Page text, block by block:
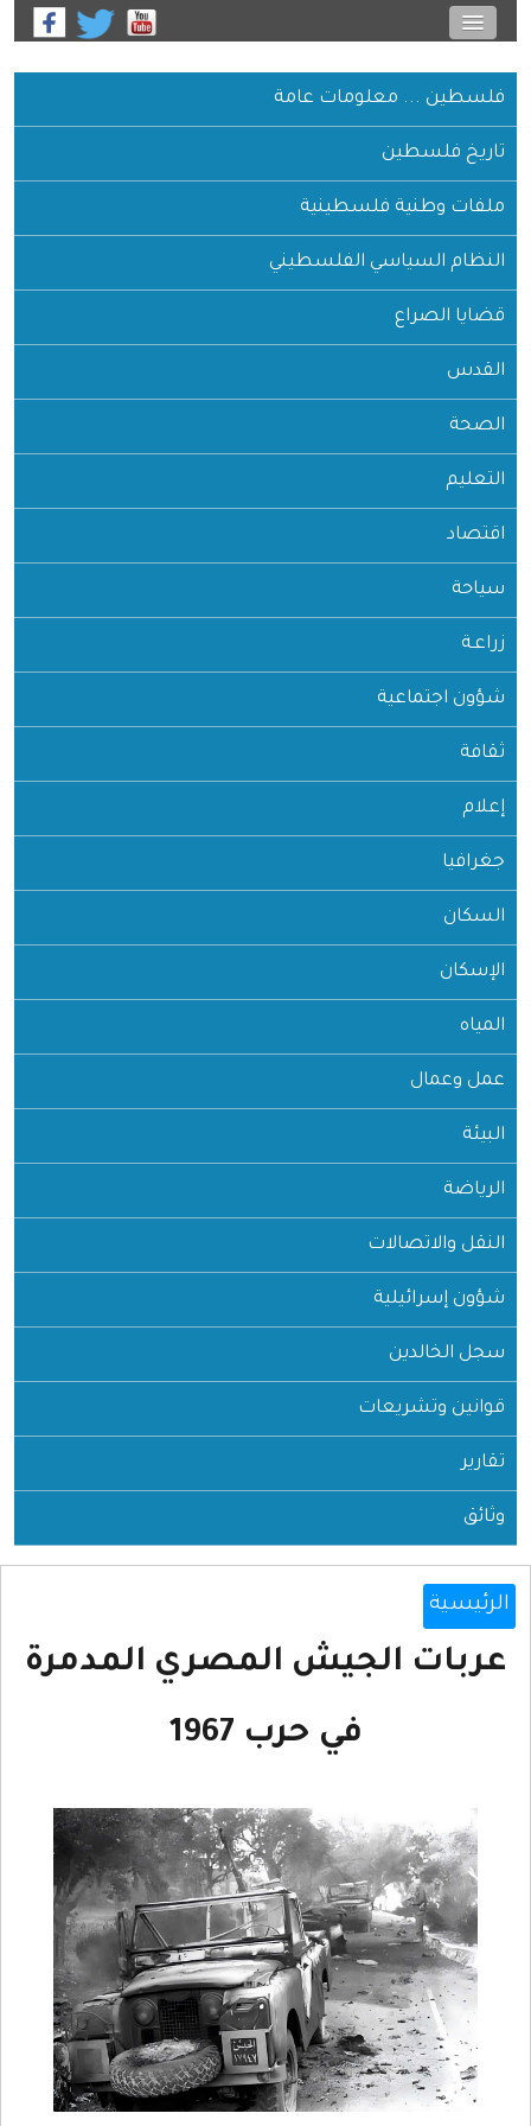
فلسطين ... معلومات عامة
تاريخ فلسطين
ملفات وطنية فلسطينية
النظام السياسي الفلسطيني
قضايا الصراع
القدس
الصحة
التعليم
اقتصاد
سياحة
زراعـة
شؤون اجتماعية
ثقافة
إعلام
جغرافيا
السكان
الإسكان
المياه
عمل وعمال
البيئة
الرياضة
النقل والاتصالات
شؤون إسرائيلية
سجل الخالدين
قوانين وتشريعات
تقارير
وثائق
الرئيسية
عربات الجيش المصري المدمرة
في حرب 1967